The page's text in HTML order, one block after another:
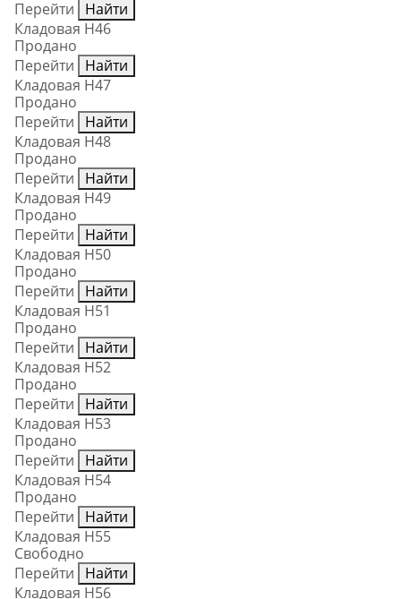
Перейти
Найти
Кладовая Н46
Продано
Перейти
Найти
Кладовая Н47
Продано
Перейти
Найти
Кладовая Н48
Продано
Перейти
Найти
Кладовая Н49
Продано
Перейти
Найти
Кладовая Н50
Продано
Перейти
Найти
Кладовая Н51
Продано
Перейти
Найти
Кладовая Н52
Продано
Перейти
Найти
Кладовая Н53
Продано
Перейти
Найти
Кладовая Н54
Продано
Перейти
Найти
Кладовая Н55
Свободно
Перейти
Найти
Кладовая Н56